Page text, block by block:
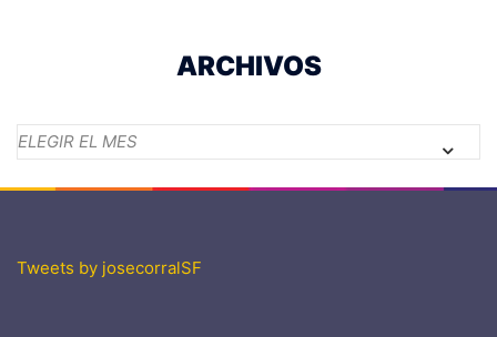
ARCHIVOS
Archivos
Tweets by josecorralSF